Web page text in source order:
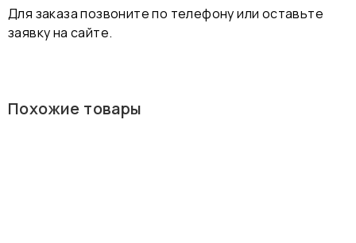
Для заказа позвоните по телефону или оставьте
заявку на сайте.
Похожие товары